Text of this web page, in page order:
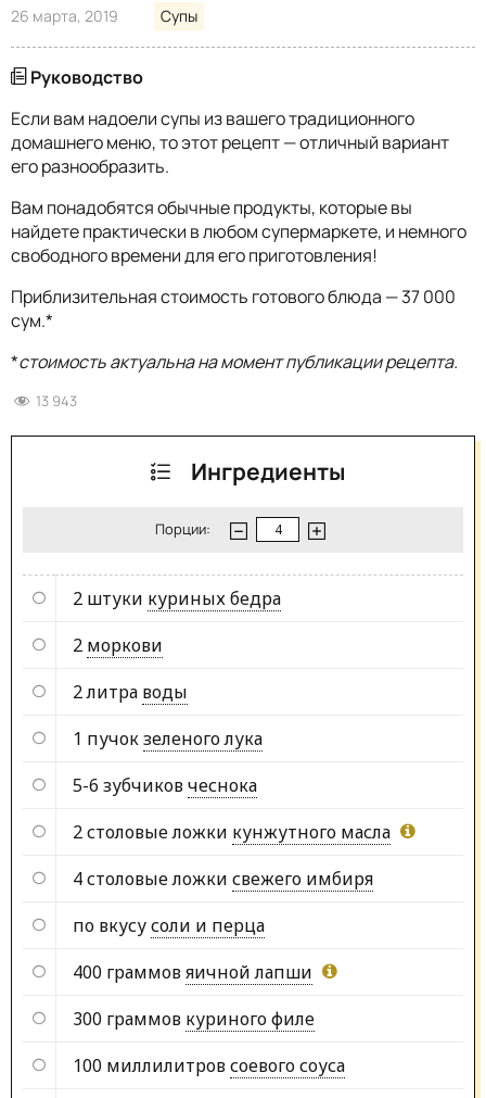
26 марта, 2019 Супы
Руководство
Если вам надоели супы из вашего традиционного
домашнего меню, то этот рецепт — отличный вариант
его разнообразить.
Вам понадобятся обычные продукты, которые вы
найдете практически в любом супермаркете, и немного
свободного времени для его приготовления!
Приблизительная стоимость готового блюда — 37 000
сум.*
*стоимость актуальна на момент публикации рецепта.
13 943
Ингредиенты
Порции:
2 штуки куриных бедра
2 моркови
2 литра воды
1 пучокзеленого лука
5-6 зубчиковчеснока
2 столовые ложки кунжутного масла
4 столовые ложки свежего имбиря
по вкусусоли и перца
400 граммовяичной лапши
300 граммов куриного филе
100 миллилитровсоевого соуса